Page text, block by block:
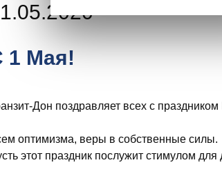
1 Мая!
Дон поздравляет всех с
оптимизма, веры в собственные силы.
этот праздник послужит стимулом